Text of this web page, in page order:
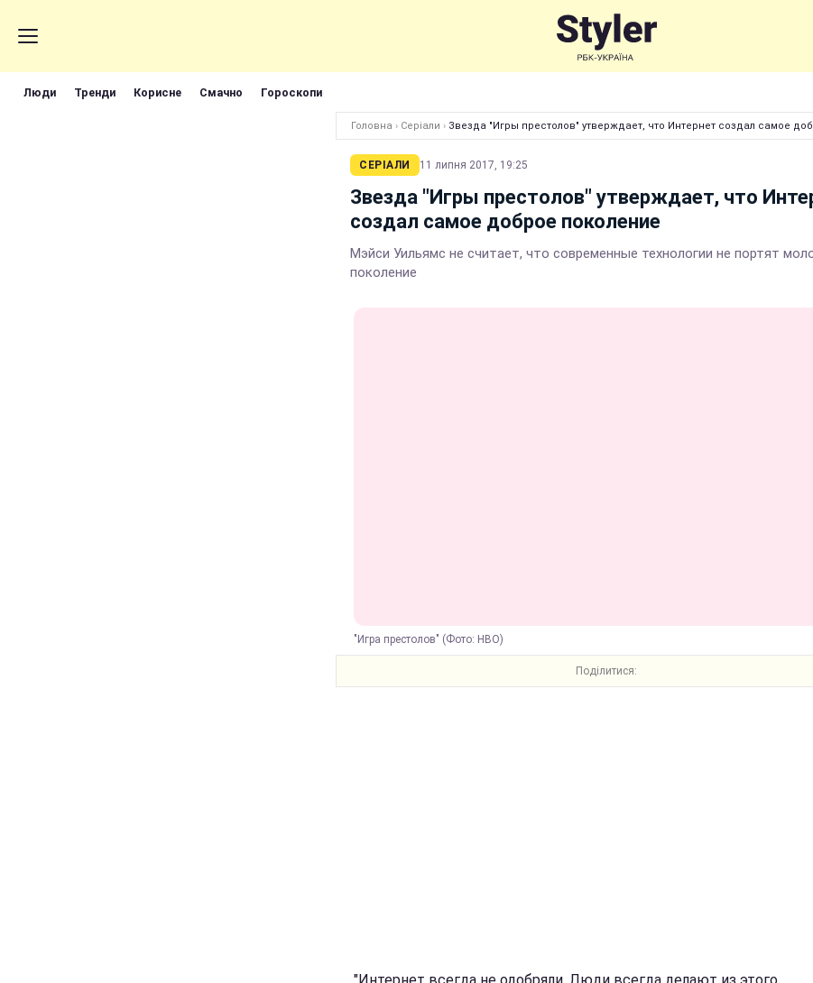
Люди Тренди Корисне Смачно Гороскопи
Головна › Серіали › Звезда "Игры престолов" утверждает, что Интернет создал самое
СЕРІАЛИ 11 липня 2017, 19:25
Звезда "Игры престолов" утверждает, что
создал самое доброе поколение
Мэйси Уильямс не считает, что современные технологии не портят
поколение
"Игра престолов" (Фото: HBO)
Поділитися: